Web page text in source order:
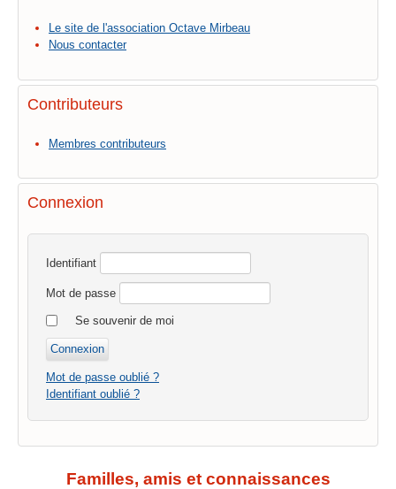
Le site de l'association Octave Mirbeau
Nous contacter
Contributeurs
Membres contributeurs
Connexion
Identifiant
Mot de passe
Se souvenir de moi
Mot de passe oublié ?
Identifiant oublié ?
Familles, amis et connaissances